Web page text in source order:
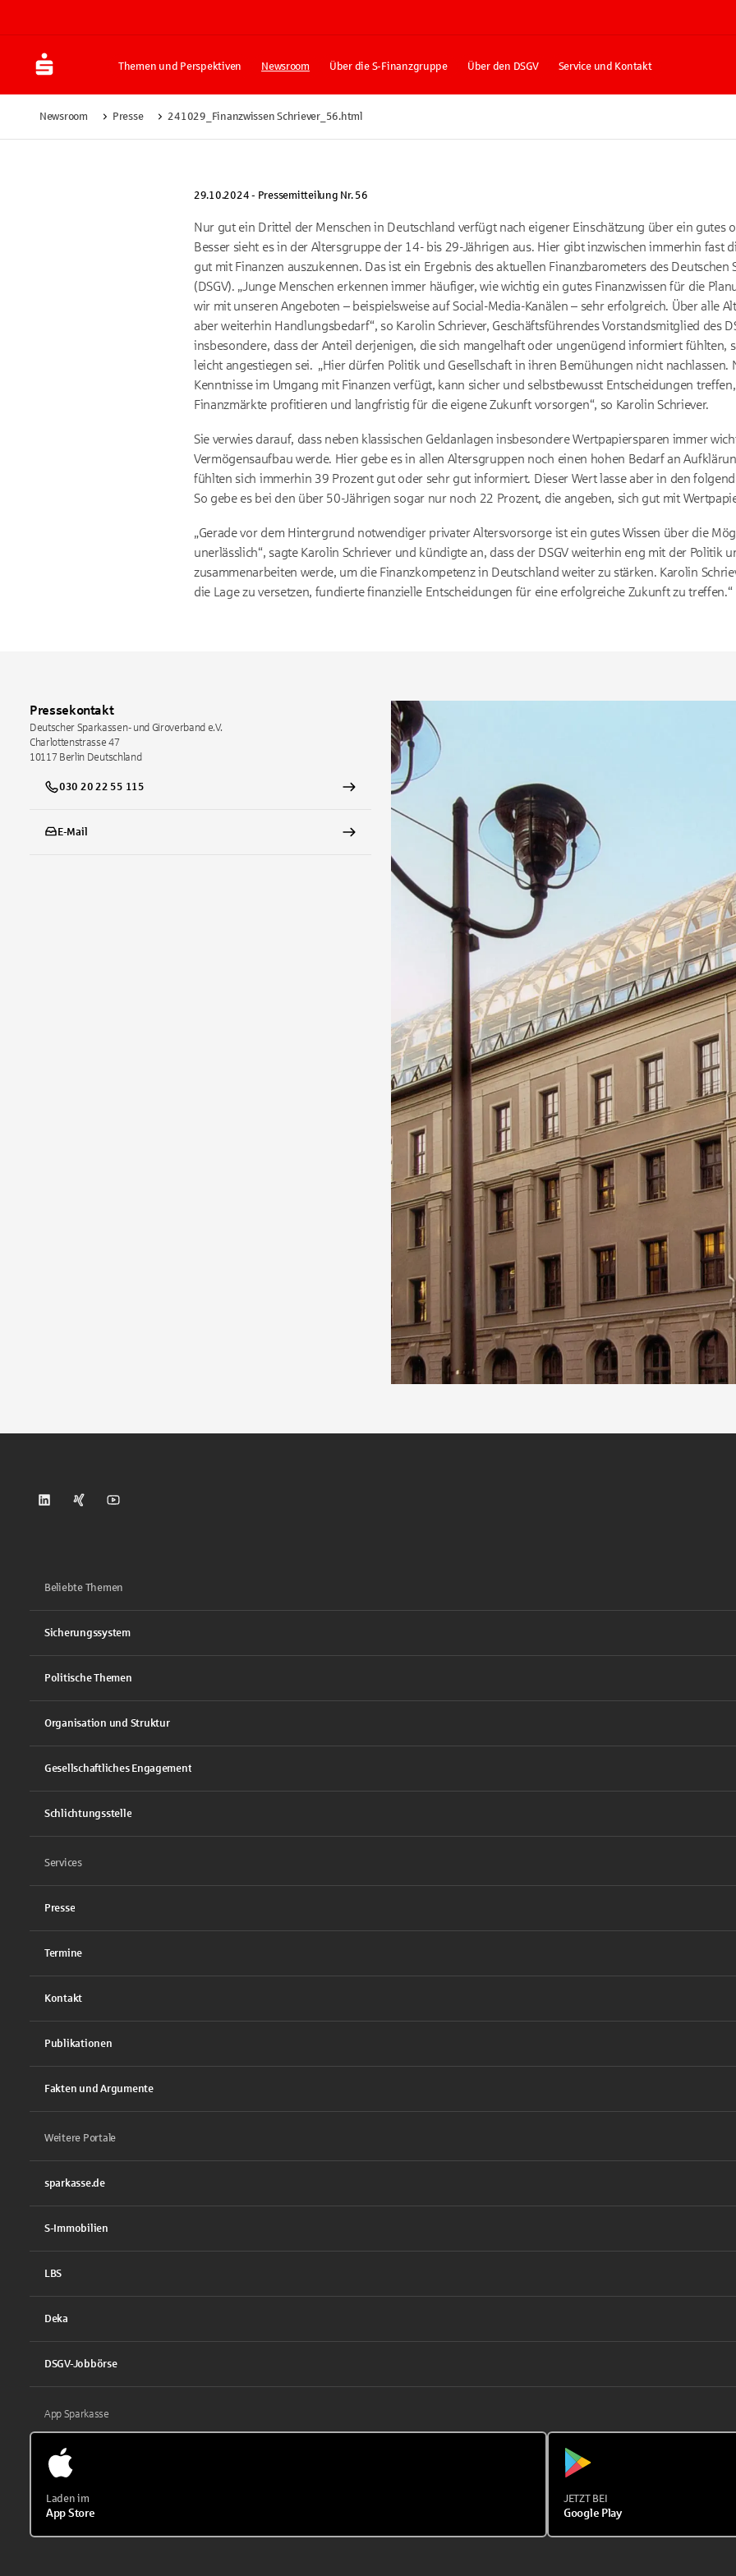
Themen und Perspektiven Newsroom Über die S-Finanzgruppe Über den DSGV Service und Kontakt
Newsroom Presse 241029_Finanzwissen Schriever_56.html
29.10.2024 - Pressemitteilung Nr. 56
Nur gut ein Drittel der Menschen in Deutschland verfügt nach eigener Einschätzung über ein gutes
Besser sieht es in der Altersgruppe der 14- bis 29-Jährigen aus. Hier gibt inzwischen immerhin fast
gut mit Finanzen auszukennen. Das ist ein Ergebnis des aktuellen Finanzbarometers des Deutschen
(DSGV). „Junge Menschen erkennen immer häufiger, wie wichtig ein gutes Finanzwissen für die
wir mit unseren Angeboten – beispielsweise auf Social-Media-Kanälen – sehr erfolgreich. Über alle
aber weiterhin Handlungsbedarf“, so Karolin Schriever, Geschäftsführendes Vorstandsmitglied des
insbesondere, dass der Anteil derjenigen, die sich mangelhaft oder ungenügend informiert fühlten,
leicht angestiegen sei. „Hier dürfen Politik und Gesellschaft in ihren Bemühungen nicht nachlassen.
Kenntnisse im Umgang mit Finanzen verfügt, kann sicher und selbstbewusst Entscheidungen
Finanzmärkte profitieren und langfristig für die eigene Zukunft vorsorgen“, so Karolin Schriever.
Sie verwies darauf, dass neben klassischen Geldanlagen insbesondere Wertpapiersparen immer
Vermögensaufbau werde. Hier gebe es in allen Altersgruppen noch einen hohen Bedarf an
fühlten sich immerhin 39 Prozent gut oder sehr gut informiert. Dieser Wert lasse aber in den
So gebe es bei den über 50-Jährigen sogar nur noch 22 Prozent, die angeben, sich gut mit
„Gerade vor dem Hintergrund notwendiger privater Altersvorsorge ist ein gutes Wissen über die
unerlässlich“, sagte Karolin Schriever und kündigte an, dass der DSGV weiterhin eng mit der Politik
zusammenarbeiten werde, um die Finanzkompetenz in Deutschland weiter zu stärken. Karolin
die Lage zu versetzen, fundierte finanzielle Entscheidungen für eine erfolgreiche Zukunft zu treffen.“
Pressekontakt
Deutscher Sparkassen- und Giroverband e.V.
Charlottenstrasse 47
10117 Berlin Deutschland
030 20 22 55 115
E-Mail
DSGV auf LinkedIn
DSGV auf XingDSGV auf Youtube
Beliebte Themen
Sicherungssystem
Politische Themen
Organisation und Struktur
Gesellschaftliches Engagement
Schlichtungsstelle
Services
Presse
Termine
Kontakt
Publikationen
Fakten und Argumente
Weitere Portale
sparkasse.de
S-Immobilien
LBS
Deka
DSGV-Jobbörse
App Sparkasse
Laden im
App Store
JETZT BEI
Google Play